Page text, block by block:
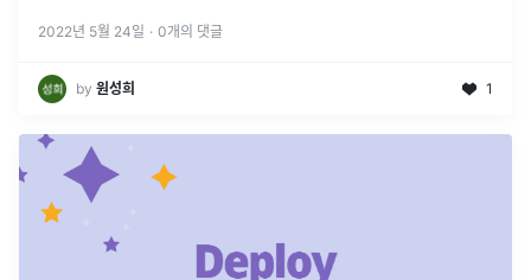
2022년 5월 24일 · 0개의 댓글
by 원성희 1